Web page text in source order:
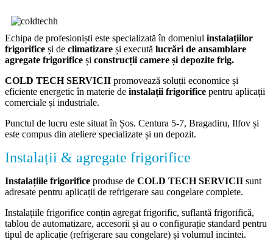
Echipa de profesioniști este specializată în domeniul instalațiilor
frigorifice și de climatizare și execută lucrări de ansamblare
agregate frigorifice și construcții camere și depozite frig.
COLD TECH SERVICII promovează soluții economice și
eficiente energetic în materie de instalații frigorifice pentru aplicații
comerciale și industriale.
Punctul de lucru este situat în Șos. Centura 5-7, Bragadiru, Ilfov și
este compus din ateliere specializate și un depozit.
Instalații & agregate frigorifice
Instalațiile frigorifice produse de COLD TECH SERVICII sunt
adresate pentru aplicații de refrigerare sau congelare complete.
Instalațiile frigorifice conțin agregat frigorific, suflantă frigorifică,
tablou de automatizare, accesorii și au o configurație standard pentru
tipul de aplicație (refrigerare sau congelare) și volumul incintei.